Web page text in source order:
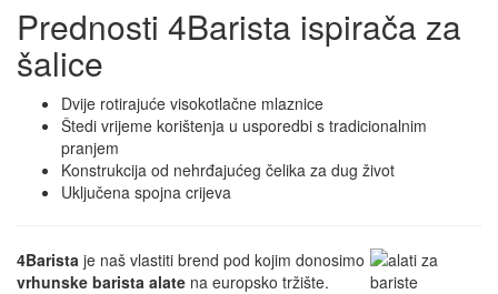
Prednosti 4Barista ispirača za
šalice
Dvije rotirajuće visokotlačne mlaznice
Štedi vrijeme korištenja u usporedbi s tradicionalnim
pranjem
Konstrukcija od nehrđajućeg čelika za dug život
Uključena spojna crijeva
4Barista je naš vlastiti brend pod kojim donosimo
vrhunske barista alate na europsko tržište.